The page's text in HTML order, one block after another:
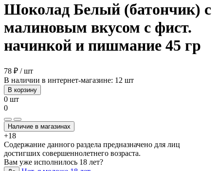
Шоколад Белый (батончик) с
малиновым вкусом с фист.
начинкой и пишмание 45 гр
78 ₽ / шт
В наличии в интернет-магазине: 12 шт
В корзину
0 шт
0
Наличие в магазинах
+18
Содержание данного раздела предназначено для лиц
достигших совершеннолетнего возраста.
Вам уже исполнилось 18 лет?